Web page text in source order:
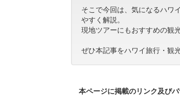
そこで今回は、気になるハワ
やすく解説。
現地ツアーにもおすすめの観
ぜひ本記事をハワイ旅行・観
本ページに掲載のリンク及び